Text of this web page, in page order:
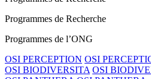
Programmes de Recherche
Programmes de l’ONG
OSI PERCEPTION OSI
OSI BIODIVERSITA OSI